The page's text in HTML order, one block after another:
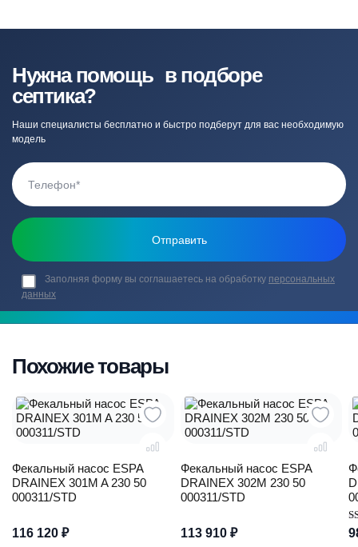
Нужна помощь в подборе
септика?
Наши специалисты бесплатно и быстро подберут для вас необходимую
модель
Заполняя форму вы соглашаетесь на обработку персональных
данных
Похожие товары
Фекальный насос ESPA
DRAINEX 301M A 230 50
000311/STD
116 120 ₽
Фекальный насос ESPA
DRAINEX 302M 230 50
000311/STD
113 910 ₽